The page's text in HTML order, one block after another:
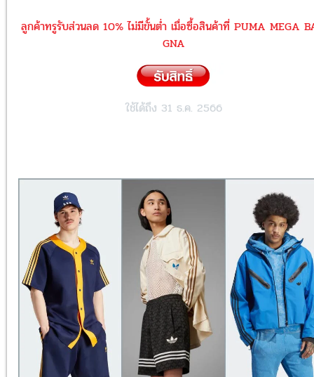
ลูกค้าทรูรับส่วนลด 10% ไม่มีขั้นต่ำ เมื่อซื้อสินค้าที่ PUMA MEGA
GNA
ใช้ได้ถึง 31 ธ.ค. 2566